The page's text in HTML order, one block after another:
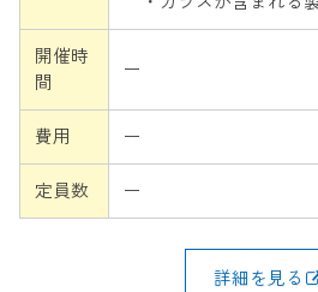
開催時
間
ー
費用 ー
定員数 ー
詳細を見る